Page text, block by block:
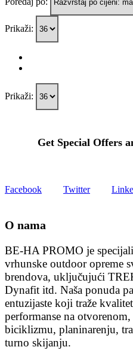
Prikaži:
Prikaži:
Get Special Offers
Facebook Twitter
O nama
BE-HA PROMO je
vrhunske outdoor opreme
brendova, uključujući
Dynafit itd. Naša ponuda
entuzijaste koji traže
performanse na
biciklizmu, planinarenju,
turno skijanju.